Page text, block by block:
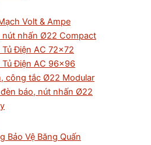
Volt & Ampe
nút nhấn Ø22 Compact
Điện AC 72×72
Điện AC 96×96
công tắc Ø22 Modular
báo, nút nhấn Ø22
Bảo Vệ Băng Quấn